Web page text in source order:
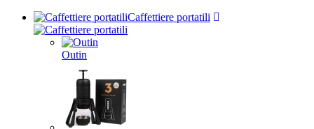
Caffettiere portatili
Outin